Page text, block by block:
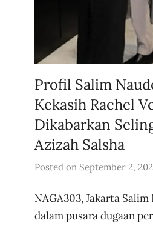
Profil Salim
Kekasih Rachel
Dikabarkan
Azizah Salsha
Posted on September 2,
NAGA303, Jakarta
dalam pusara dugaan